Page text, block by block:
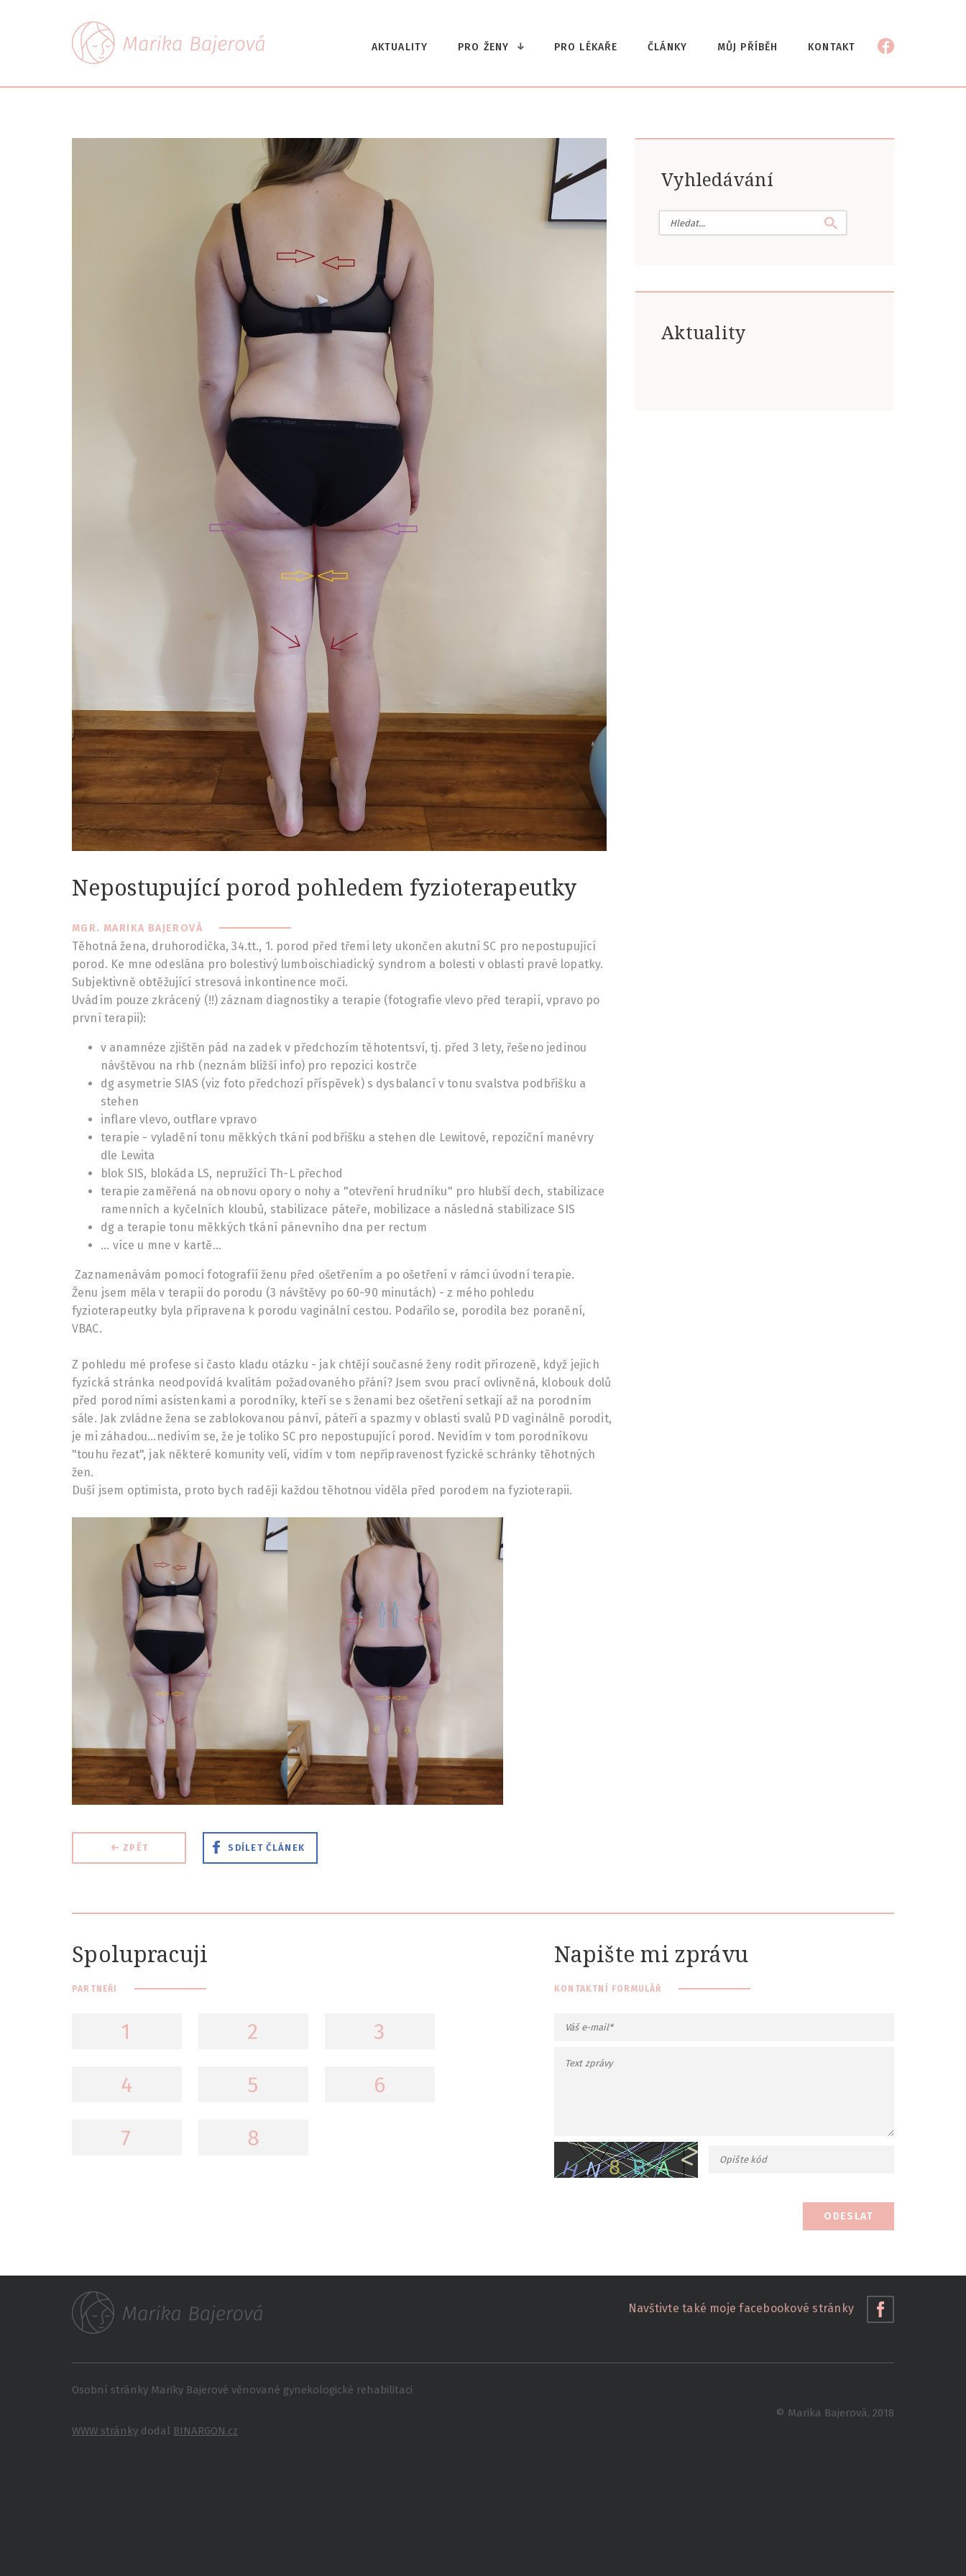
AKTUALITY PRO ŽENY PRO LÉKAŘE ČLÁNKY MŮJ PŘÍBĚH KONTAKT
Nepostupující porod pohledem fyzioterapeutky
MGR. MARIKA BAJEROVÁ
Těhotná žena, druhorodička, 34.tt., 1. porod před třemi lety ukončen akutní SC pro nepostupující
porod. Ke mne odeslána pro bolestivý lumboischiadický syndrom a bolesti v oblasti pravé lopatky.
Subjektivně obtěžující stresová inkontinence moči.
Uvádím pouze zkrácený (!!) záznam diagnostiky a terapie (fotografie vlevo před terapií, vpravo po
první terapii):
v anamnéze zjištěn pád na zadek v předchozím těhotentsví, tj. před 3 lety, řešeno jedinou
návštěvou na rhb (neznám bližší info) pro repozici kostrče
dg asymetrie SIAS (viz foto předchozí příspěvek) s dysbalancí v tonu svalstva podbřišku a
stehen
inflare vlevo, outflare vpravo
terapie - vyladění tonu měkkých tkání podbřišku a stehen dle Lewitové, repoziční manévry
dle Lewita
blok SIS, blokáda LS, nepružící Th-L přechod
terapie zaměřená na obnovu opory o nohy a "otevření hrudníku" pro hlubší dech, stabilizace
ramenních a kyčelních kloubů, stabilizace páteře, mobilizace a následná stabilizace SIS
dg a terapie tonu měkkých tkání pánevního dna per rectum
... více u mne v kartě...
Zaznamenávám pomocí fotografií ženu před ošetřením a po ošetření v rámci úvodní terapie.
Ženu jsem měla v terapii do porodu (3 návštěvy po 60-90 minutách) - z mého pohledu
fyzioterapeutky byla připravena k porodu vaginální cestou. Podařilo se, porodila bez poranění,
VBAC.
Z pohledu mé profese si často kladu otázku - jak chtějí současné ženy rodit přirozeně, když jejich
fyzická stránka neodpovídá kvalitám požadovaného přání? Jsem svou prací ovlivněná, klobouk dolů
před porodními asistenkami a porodníky, kteří se s ženami bez ošetření setkají až na porodním
sále. Jak zvládne žena se zablokovanou pánví, páteří a spazmy v oblasti svalů PD vaginálně porodit,
je mi záhadou...nedivím se, že je toliko SC pro nepostupující porod. Nevidím v tom porodníkovu
"touhu řezat", jak některé komunity velí, vidím v tom nepřipravenost fyzické schránky těhotných
žen.
Duší jsem optimista, proto bych raději každou těhotnou viděla před porodem na fyzioterapii.
ZPĚT SDÍLETČLÁNEK
Vyhledávání
Aktuality
Spolupracuji
PARTNEŘI
Napište mi zprávu
KONTAKTNÍ FORMULÁŘ
ODESLAT
Navštivte také moje facebookové stránky
Osobní stránky Mariky Bajerové věnované gynekologické rehabilitaci
© Marika Bajerová, 2018
WWW stránky dodal BINARGON.cz